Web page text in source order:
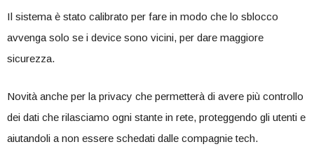
Il sistema è stato calibrato per fare in modo che lo sblocco
avvenga solo se i device sono vicini, per dare maggiore
sicurezza.
Novità anche per la privacy che permetterà di avere più controllo
dei dati che rilasciamo ogni stante in rete, proteggendo gli utenti e
aiutandoli a non essere schedati dalle compagnie tech.